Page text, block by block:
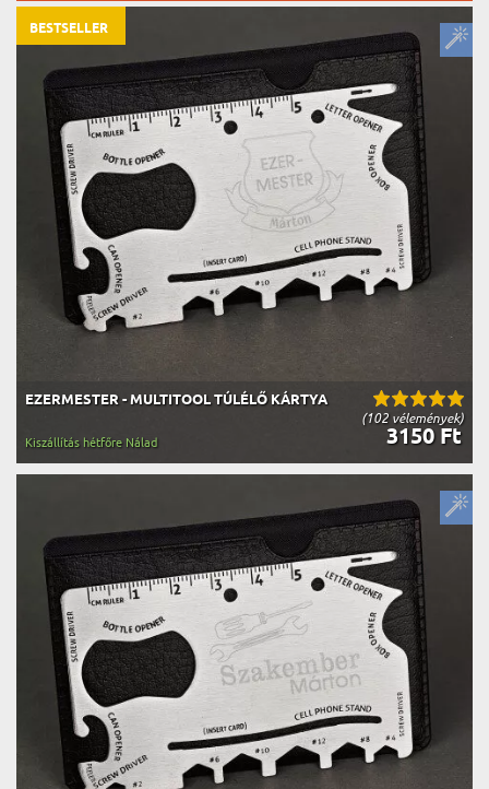
(102 vélemények)
EZERMESTER - MULTITOOL TÚLÉLŐ KÁRTYA
3150 Ft
Kiszállítás hétfőre Nálad
BESTSELLER